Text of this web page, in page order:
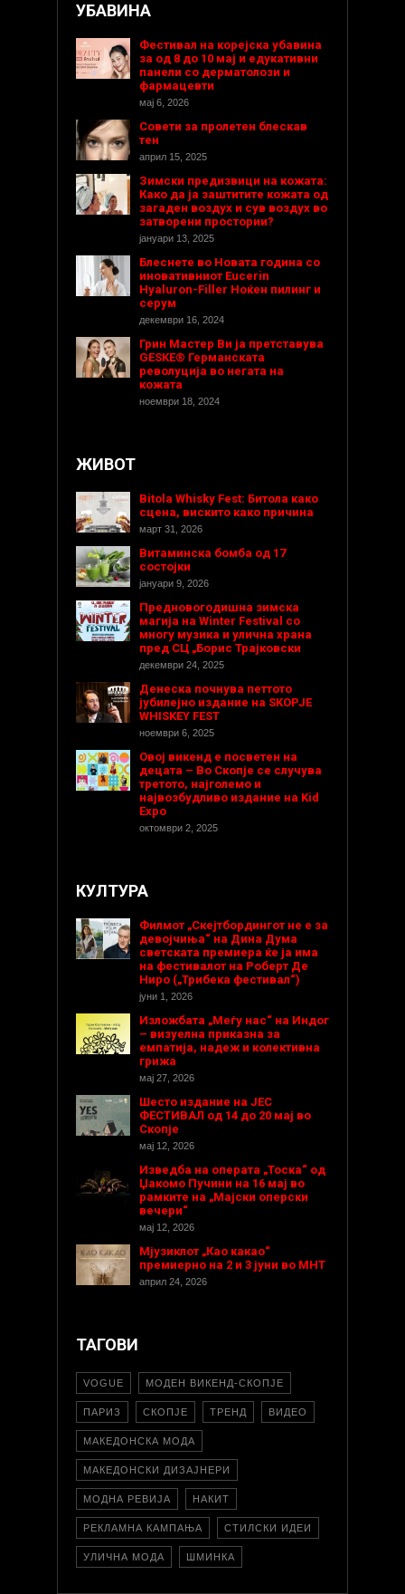
УБАВИНА
Фестивал на корејска убавина
за од 8 до 10 мај и едукативни
панели со дерматолози и
фармацевти
мај 6, 2026
Совети за пролетен блескав
тен
април 15, 2025
Зимски предизвици на кожата:
Како да ја заштитите кожата од
загаден воздух и сув воздух во
затворени простории?
јануари 13, 2025
Блеснете во Новата година со
иновативниот Eucerin
Hyaluron-Filler Ноќен пилинг и
серум
декември 16, 2024
Грин Мастер Ви ја претставува
GESKE® Германската
револуција во негата на
кожата
ноември 18, 2024
ЖИВОТ
Bitola Whisky Fest: Битола како
сцена, вискито како причина
март 31, 2026
Витаминска бомба од 17
состојки
јануари 9, 2026
Предновогодишнa зимска
магија на Winter Festival со
многу музика и улична храна
пред СЦ „Борис Трајковски
декември 24, 2025
Денеска почнува петтото
јубилејно издание на SKOPJE
WHISKEY FEST
ноември 6, 2025
Овој викенд е посветен на
децата – Во Скопје се случува
третото, најголемо и
највозбудливо издание на Kid
Expo
октомври 2, 2025
КУЛТУРА
Филмот „Скејтбордингот не е за
девојчиња“ на Дина Дума
светската премиера ќе ја има
на фестивалот на Роберт Де
Ниро („Трибека фестивал“)
јуни 1, 2026
Изложбата „Меѓу нас“ на Индог
– визуелна приказна за
емпатија, надеж и колективна
грижа
мај 27, 2026
Шесто издание на ЈЕС
ФЕСТИВАЛ од 14 до 20 мај во
Скопје
мај 12, 2026
Изведба на операта „Тоска“ од
Џакомо Пучини на 16 мај во
рамките на „Мајски оперски
вечери“
мај 12, 2026
Мјузиклот „Као какао“
премиерно на 2 и 3 јуни во МНТ
април 24, 2026
ТАГОВИ
VOGUE МОДЕН ВИКЕНД-СКОПЈЕ
ПАРИЗ СКОПЈЕ ТРЕНД ВИДЕО
МАКЕДОНСКА МОДА
МАКЕДОНСКИ ДИЗАЈНЕРИ
МОДНА РЕВИЈА НАКИТ
РЕКЛАМНА КАМПАЊА СТИЛСКИ ИДЕИ
УЛИЧНА МОДА ШМИНКА